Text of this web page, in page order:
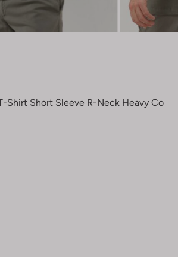
Shirt Short Sleeve R-Neck Heavy Co